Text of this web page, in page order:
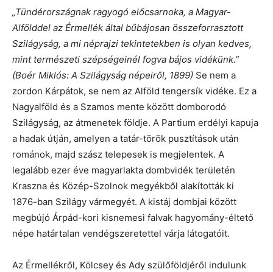
„Tündérországnak ragyogó előcsarnoka, a Magyar-
Alfölddel az Érmellék által bűbájosan összeforrasztott
Szilágyság, a mi néprajzi tekintetekben is olyan kedves,
mint természeti szépségeinél fogva bájos vidékünk.”
(Boér Miklós: A Szilágyság népeiről, 1899) Se nem a
zordon Kárpátok, se nem az Alföld tengersík vidéke. Ez a
Nagyalföld és a Szamos mente között domborodó
Szilágyság, az átmenetek földje. A Partium erdélyi kapuja
a hadak útján, amelyen a tatár-török pusztítások után
románok, majd szász telepesek is megjelentek. A
legalább ezer éve magyarlakta dombvidék területén
Kraszna és Közép-Szolnok megyékből alakították ki
1876-ban Szilágy vármegyét. A kistáj dombjai között
megbújó Árpád-kori kisnemesi falvak hagyomány-éltető
népe határtalan vendégszeretettel várja látogatóit.
Az Érmellékről, Kölcsey és Ady szülőföldjéről indulunk